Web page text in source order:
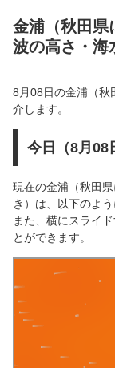
金浦（秋田県
波の高さ・海
8月08日の金浦（秋
介します。
今日（8月08
現在の金浦（秋田
き）は、以下のよう
また、横にスライ
とができます。